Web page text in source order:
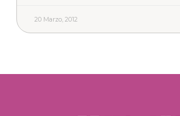
20 Marzo, 2012